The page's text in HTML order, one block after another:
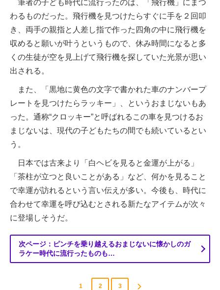
筆者の子ども時代に流行ったのは、「飛行機」にまつ
わるものだった。飛行機を見つけたらすぐに手を２回叩
き、両手の親指と人差し指で作った四角の中に飛行機を
収めると願いが叶うというもので、休み時間になると多
くの生徒が空を見上げて飛行機を探していた光景が思い
出される。
また、「黒地に黄色の文字で書かれた車のナンバープ
レートを見つけたらラッキー」、というおまじないもあ
った。通称“クロッキー”と呼ばれるこの車を見つけるお
まじないは、現代の子どもたちの間でも続いているとい
う。
日本では古来より「白ヘビを見ると金運が上がる」
「茶柱が立つと良いことがある」など、何かを見ること
で幸運が訪れるという言い伝えが多い。今後も、時代に
合わせて幸運を呼び込むとされる新たなアイテムが次々
に登場しそうだ。
次ページ：ピンチを乗り越えるおまじないに懐かしのガ
ラケー時代に流行ったものも…
1 2 3